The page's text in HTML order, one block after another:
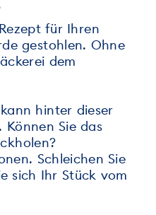
für Ihren
gestohlen. Ohne
dem
hinter dieser
Können Sie das
Schleichen Sie
sich Ihr Stück vom